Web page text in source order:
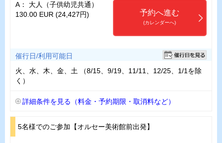
A： 大人（子供幼児共通）
130.00 EUR (24,427円)
予約へ進む
(カレンダーへ)
催行日/利用可能日
火、水、木、金、土 （8/15、9/19、11/11、12/25、1/1を除
く）
詳細条件を見る（料金・予約期限・取消料など）
5名様でのご参加【オルセー美術館前出発】